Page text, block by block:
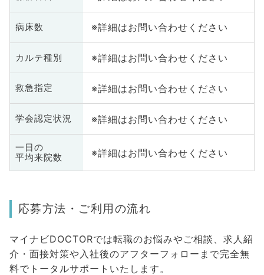
病床数 ※詳細はお問い合わせください
カルテ種別 ※詳細はお問い合わせください
救急指定 ※詳細はお問い合わせください
学会認定状況 ※詳細はお問い合わせください
一日の
平均来院数
※詳細はお問い合わせください
応募方法・ご利用の流れ
マイナビDOCTORでは転職のお悩みやご相談、求人紹
介・面接対策や入社後のアフターフォローまで完全無
料でトータルサポートいたします。